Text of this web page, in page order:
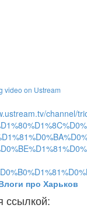
video on Ustream
channel/
про Харьков
ссылкой: